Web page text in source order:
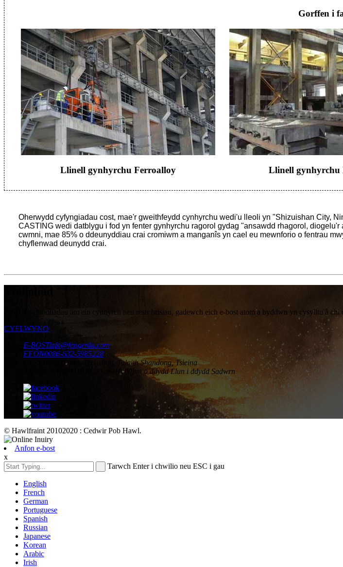
Gorffen i
Llinell gynhyrchu Ferroalloy Llinell gynhyrchu
Oherwydd cyfyngiadau cost, mae'r gweithfeydd cynhyrchu wedi'u lleoli yn "Shizuishan City,
CASTING wedi datblygu i fod yn fenter gynhyrchu ragorol gydag "ansawdd rhagorol,
cwmni, mae 85% o ddeunyddiau crai cromiwm a manganîs yn cael eu mewnforio o fentrau
chyflenwad deunydd crai.
Ar gyfer ymholiadau am ein cynnyrch neu restr brisiau, gadewch eich e-bost atom a byddwn yn cysylltu â chi
CYFLWYNO
E-BOSTinfo@fengerda.com
FFÔN0086-632-5985228
Dinas Tengzhou, Talaith Shandong, Tsieina
8:00am-18:00pm o ddydd Llun i ddydd Sadwrn
© Hawlfraint 20102020 : Cedwir Pob Hawl.
Anfon e-bost
x
Tarwch Enter i chwilio neu ESC i gau
English
French
German
Portuguese
Spanish
Russian
Japanese
Korean
Arabic
Irish